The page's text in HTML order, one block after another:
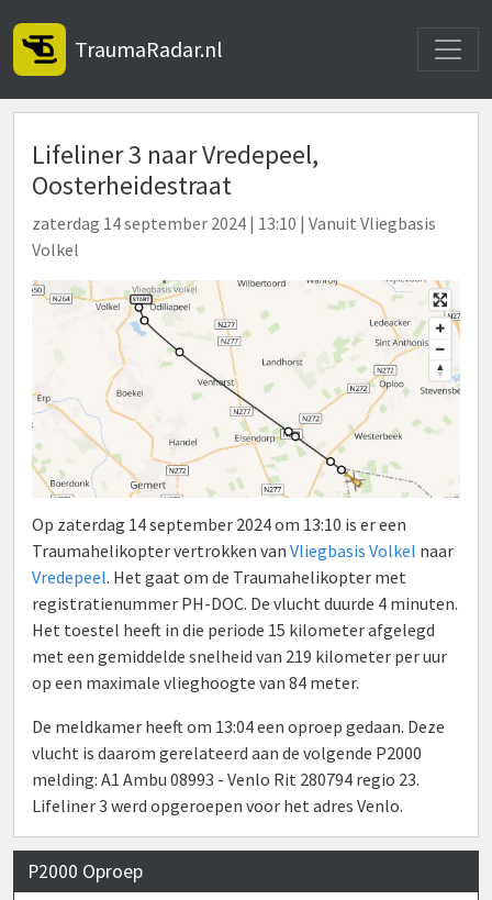
TraumaRadar.nl
Lifeliner 3 naar Vredepeel,
Oosterheidestraat
zaterdag 14 september 2024 | 13:10 | Vanuit Vliegbasis
Volkel
Op zaterdag 14 september 2024 om 13:10 is er een
Traumahelikopter vertrokken van Vliegbasis Volkel naar
Vredepeel. Het gaat om de Traumahelikopter met
registratienummer PH-DOC. De vlucht duurde 4 minuten.
Het toestel heeft in die periode 15 kilometer afgelegd
met een gemiddelde snelheid van 219 kilometer per uur
op een maximale vlieghoogte van 84 meter.
De meldkamer heeft om 13:04 een oproep gedaan. Deze
vlucht is daarom gerelateerd aan de volgende P2000
melding: A1 Ambu 08993 - Venlo Rit 280794 regio 23.
Lifeliner 3 werd opgeroepen voor het adres Venlo.
P2000 Oproep